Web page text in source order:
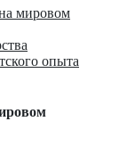
мировом
опыта